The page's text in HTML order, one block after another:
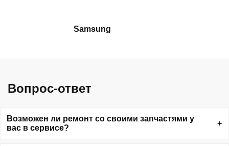
Samsung
Вопрос-ответ
Возможен ли ремонт со своими запчастями у
вас в сервисе?